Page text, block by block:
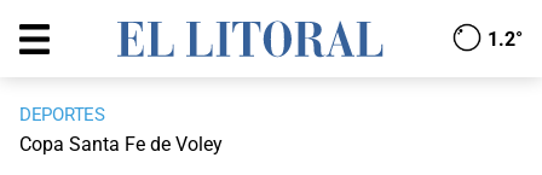
1.2°
DEPORTES
Copa Santa Fe de Voley